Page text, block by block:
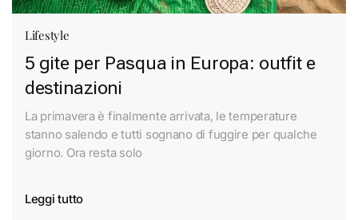
Lifestyle
5 gite per Pasqua in Europa: outfit e
destinazioni
La primavera è finalmente arrivata, le temperature
stanno salendo e tutti sognano di fuggire per qualche
giorno. Ora resta solo
Leggi tutto